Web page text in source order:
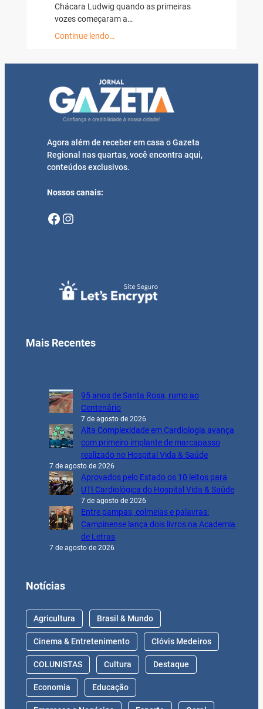
Chácara Ludwig quando as primeiras
vozes começaram a…
Continue lendo…
Agora além de receber em casa o Gazeta
Regional nas quartas, você encontra aqui,
conteúdos exclusivos.
Nossos canais:
Facebook Instagram
Mais Recentes
95 anos de Santa Rosa, rumo ao
Centenário
7 de agosto de 2026
Alta Complexidade em Cardiologia avança
com primeiro implante de marcapasso
realizado no Hospital Vida & Saúde
7 de agosto de 2026
Aprovados pelo Estado os 10 leitos para
UTI Cardiológica do Hospital Vida & Saúde
7 de agosto de 2026
Entre pampas, colmeias e palavras:
Campinense lança dois livros na Academia
de Letras
7 de agosto de 2026
Notícias
Agricultura Brasil & Mundo
Cinema & Entretenimento Clóvis Medeiros
COLUNISTAS Cultura Destaque
Economia Educação